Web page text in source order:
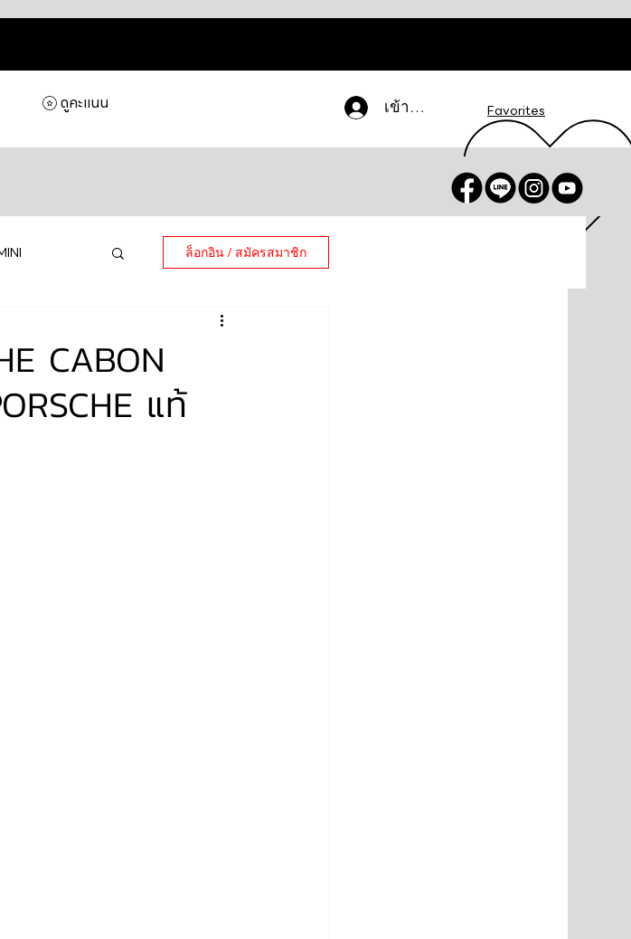
เข้าสู่ระบบ Favorites
ดูคะแนน
JEEP
ล็อกอิน / สมัครสมาชิก
CABON
แท้